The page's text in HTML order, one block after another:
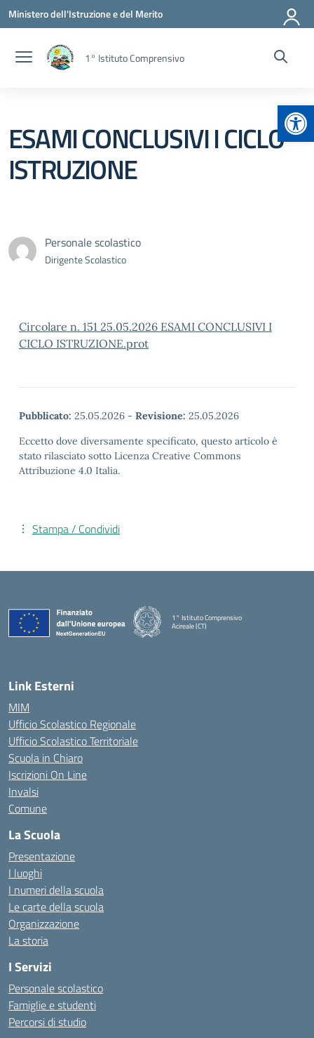
Vai ai contenuti
Vai al menu di navigazione
Vai al footer
Ministero dell'Istruzione e del Merito
1° Istituto Comprensivo
ESAMI CONCLUSIVI I CICLO
ISTRUZIONE
Personale scolastico
Dirigente Scolastico
Circolare n. 151 25.05.2026 ESAMI CONCLUSIVI I
CICLO ISTRUZIONE.prot
Pubblicato: 25.05.2026 - Revisione: 25.05.2026
Eccetto dove diversamente specificato, questo articolo è
stato rilasciato sotto Licenza Creative Commons
Attribuzione 4.0 Italia.
Stampa / Condividi
1° Istituto Comprensivo
Acireale (CT)
Link Esterni
MIM
Ufficio Scolastico Regionale
Ufficio Scolastico Territoriale
Scuola in Chiaro
Iscrizioni On Line
Invalsi
Comune
La Scuola
Presentazione
I luoghi
I numeri della scuola
Le carte della scuola
Organizzazione
La storia
I Servizi
Personale scolastico
Famiglie e studenti
Percorsi di studio